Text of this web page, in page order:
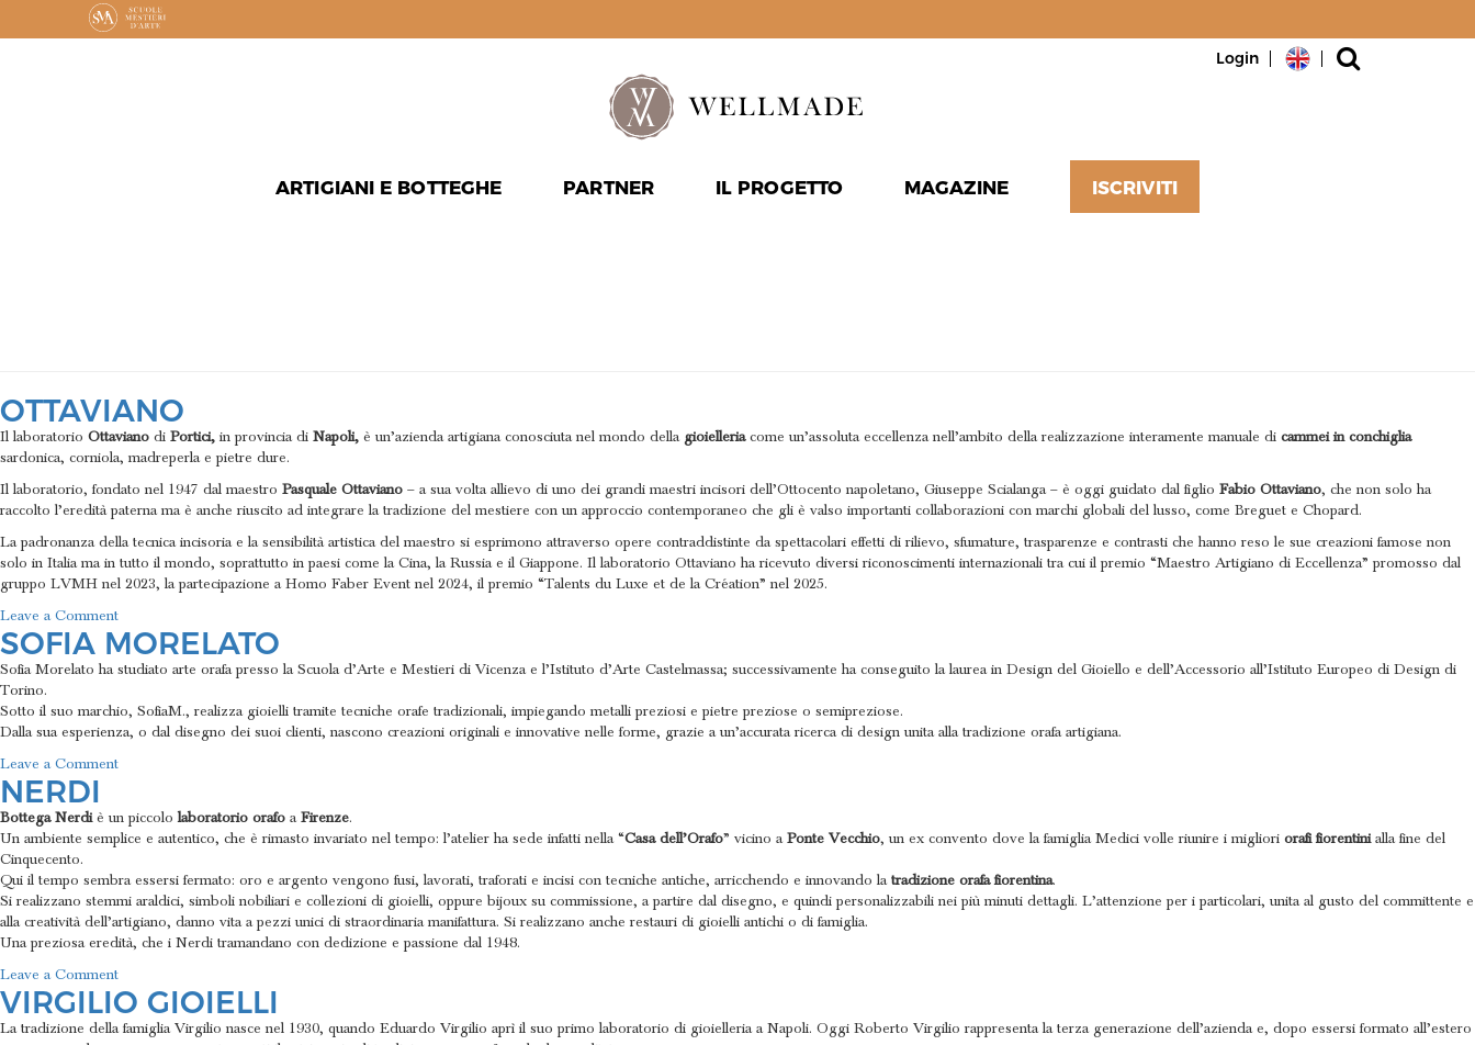
Login
ARTIGIANI E BOTTEGHE PARTNER IL PROGETTO MAGAZINE ISCRIVITI
OTTAVIANO
Il laboratorio Ottaviano di Portici, in provincia di Napoli, è un’azienda artigiana conosciuta nel mondo della gioielleriacome un’assoluta eccellenza nell’ambito della realizzazione interamente manuale di cammei in conchiglia
sardonica, corniola, madreperla e pietre dure.
Il laboratorio, fondato nel 1947 dal maestro Pasquale Ottaviano – a sua volta allievo di uno dei grandi maestri incisori dell’Ottocento napoletano, Giuseppe Scialanga – è oggi guidato dal figlio Fabio Ottaviano, che non solo ha
raccolto l’eredità paterna ma è anche riuscito ad integrare la tradizione del mestiere con un approccio contemporaneo che gli è valso importanti collaborazioni con marchi globali del lusso, come Breguet e Chopard.
La padronanza della tecnica incisoria e la sensibilità artistica del maestro si esprimono attraverso opere contraddistinte da spettacolari effetti di rilievo, sfumature, trasparenze e contrasti che hanno reso le sue creazioni famose non
solo in Italia ma in tutto il mondo, soprattutto in paesi come la Cina, la Russia e il Giappone. Il laboratorio Ottaviano ha ricevuto diversi riconoscimenti internazionali tra cui il premio “Maestro Artigiano di Eccellenza” promosso dal
gruppo LVMH nel 2023, la partecipazione a Homo Faber Event nel 2024, il premio “Talents du Luxe et de la Création” nel 2025.
Leave a Commenton
Ottaviano
SOFIA MORELATO
Sofia Morelato ha studiato arte orafa presso la Scuola d’Arte e Mestieri di Vicenza e l’Istituto d’Arte Castelmassa; successivamente ha conseguito la laurea in Design del Gioiello e dell’Accessorio all’Istituto Europeo di Design di
Torino.
Sotto il suo marchio, SofiaM., realizza gioielli tramite tecniche orafe tradizionali, impiegando metalli preziosi e pietre preziose o semipreziose.
Dalla sua esperienza, o dal disegno dei suoi clienti, nascono creazioni originali e innovative nelle forme, grazie a un’accurata ricerca di design unita alla tradizione orafa artigiana.
Leave a Commenton
NERDI
Bottega Nerdiè un piccololaboratorio orafo aFirenze.
Un ambiente semplice e autentico, che è rimasto invariato nel tempo: l’atelier ha sede infatti nella “Casa dell’Orafo” vicino aPonte Vecchio, un ex convento dove la famiglia Medici volle riunire i migliori orafi fiorentinialla fine del
Cinquecento.
Qui il tempo sembra essersi fermato: oro e argento vengono fusi, lavorati, traforati e incisi con tecniche antiche, arricchendo e innovando latradizione orafa fiorentina.
Si realizzano stemmi araldici, simboli nobiliari e collezioni di gioielli, oppure bijoux su commissione, a partire dal disegno, e quindi personalizzabili nei più minuti dettagli. L’attenzione per i particolari, unita al gusto del committente e
alla creatività dell’artigiano, danno vita a pezzi unici di straordinaria manifattura. Si realizzano anche restauri di gioielli antichi o di famiglia.
Una preziosa eredità, che i Nerdi tramandano con dedizione e passione dal 1948.
Leave a Commenton
Nerdi
VIRGILIO GIOIELLI
La tradizione della famiglia Virgilio nasce nel 1930, quando Eduardo Virgilio aprì il suo primo laboratorio di gioielleria a Napoli. Oggi Roberto Virgilio rappresenta la terza generazione dell’azienda e, dopo essersi formato all’estero